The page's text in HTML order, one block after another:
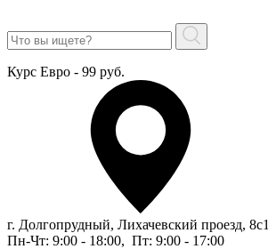
Курс Евро - 99 руб.
г. Долгопрудный, Лихачевский проезд, 8c1
Пн-Чт: 9:00 - 18:00, Пт: 9:00 - 17:00